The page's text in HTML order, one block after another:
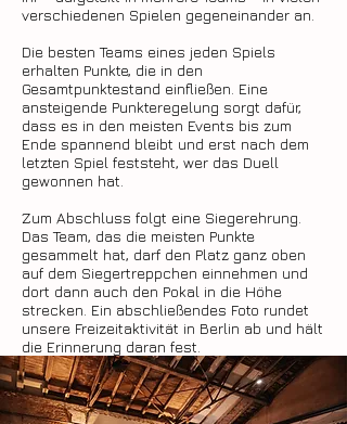
verschiedenen Spielen gegeneinander an.
Die besten Teams eines jeden Spiels
erhalten Punkte, die in den
Gesamtpunktestand einfließen. Eine
ansteigende Punkteregelung sorgt dafür,
dass es in den meisten Events bis zum
Ende spannend bleibt und erst nach dem
letzten Spiel feststeht, wer das Duell
gewonnen hat.
Zum Abschluss folgt eine Siegerehrung.
Das Team, das die meisten Punkte
gesammelt hat, darf den Platz ganz oben
auf dem Siegertreppchen einnehmen und
dort dann auch den Pokal in die Höhe
strecken. Ein abschließendes Foto rundet
unsere Freizeitaktivität in Berlin ab und hält
die Erinnerung daran fest.